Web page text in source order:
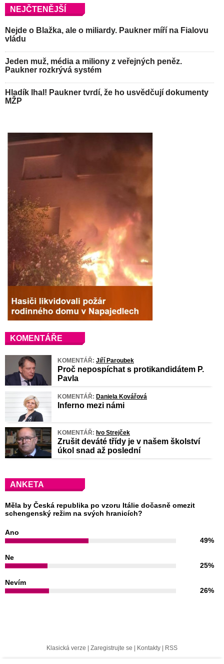
NEJČTENĚJŠÍ
Nejde o Blažka, ale o miliardy. Paukner míří na Fialovu
vládu
Jeden muž, média a miliony z veřejných peněz.
Paukner rozkrývá systém
Hladík lhal! Paukner tvrdí, že ho usvědčují dokumenty
MŽP
KOMENTÁŘE
KOMENTÁŘ: Jiří Paroubek
Proč nepospíchat s protikandidátem P.
Pavla
KOMENTÁŘ: Daniela Kovářová
Inferno mezi námi
KOMENTÁŘ: Ivo Strejček
Zrušit deváté třídy je v našem školství
úkol snad až poslední
ANKETA
Měla by Česká republika po vzoru Itálie dočasně omezit
schengenský režim na svých hranicích?
Ano
49%
Ne
25%
Nevím
26%
Klasická verze | Zaregistrujte se | Kontakty | RSS